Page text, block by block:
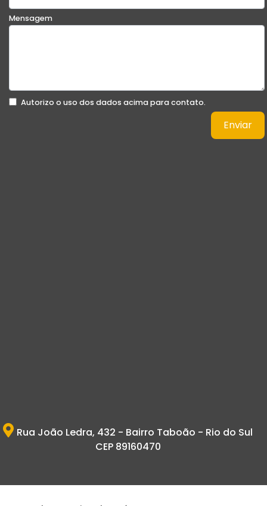
Mensagem
Autorizo o uso dos dados acima para contato.
Enviar
Rua João Ledra, 432 - Bairro Taboão - Rio do Sul
CEP 89160470